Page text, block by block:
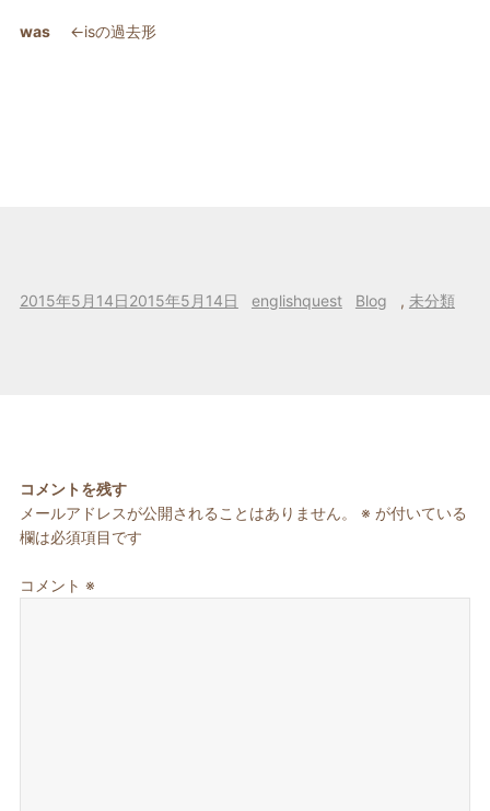
was←isの過去形
投
2015年5月14日2015年5月14日
作
englishquest
カ
Blog , 未分類
コメントを残す
メールアドレスが公開されることはありません。
※ が付いている
欄は必須項目です
コメント ※